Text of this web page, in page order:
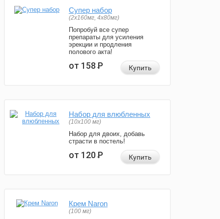
Супер набор
(2х160мг, 4х80мг)
Попробуй все супер
препараты для усиления
эрекции и продления
полового акта!
от 158Р Купить
Набор для влюбленных
(10х100 мг)
Набор для двоих, добавь
страсти в постель!
от 120Р Купить
Крем Naron
(100 мг)